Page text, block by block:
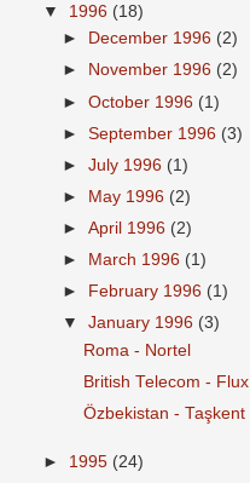
▼ 1996 (18)
►
December 1996 (2)
►
November 1996 (2)
►October 1996 (1)
►September 1996 (3)
►July 1996 (1)
►
May 1996 (2)
►April 1996 (2)
►
March 1996 (1)
►
February 1996 (1)
▼January 1996 (3)
Roma - Nortel
British Telecom - Flux
Özbekistan - Taşkent
► 1995 (24)